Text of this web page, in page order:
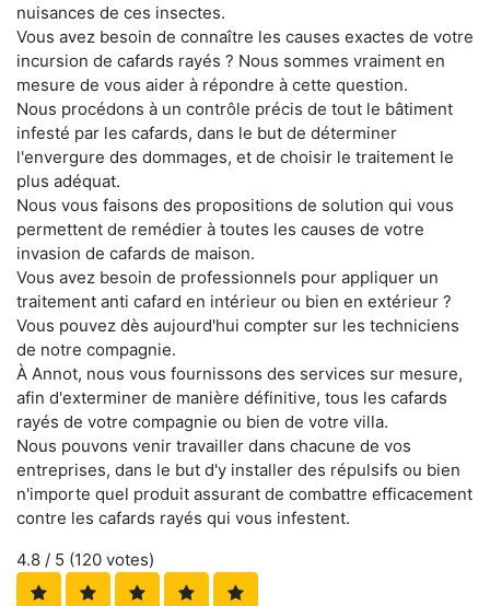
nuisances de ces insectes.
Vous avez besoin de connaître les causes exactes de votre
incursion de cafards rayés ? Nous sommes vraiment en
mesure de vous aider à répondre à cette question.
Nous procédons à un contrôle précis de tout le bâtiment
infesté par les cafards, dans le but de déterminer
l'envergure des dommages, et de choisir le traitement le
plus adéquat.
Nous vous faisons des propositions de solution qui vous
permettent de remédier à toutes les causes de votre
invasion de cafards de maison.
Vous avez besoin de professionnels pour appliquer un
traitement anti cafard en intérieur ou bien en extérieur ?
Vous pouvez dès aujourd'hui compter sur les techniciens
de notre compagnie.
À Annot, nous vous fournissons des services sur mesure,
afin d'exterminer de manière définitive, tous les cafards
rayés de votre compagnie ou bien de votre villa.
Nous pouvons venir travailler dans chacune de vos
entreprises, dans le but d'y installer des répulsifs ou bien
n'importe quel produit assurant de combattre efficacement
contre les cafards rayés qui vous infestent.
4.8 / 5 (120 votes)